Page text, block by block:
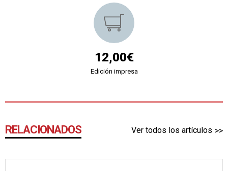
12,00€
Edición impresa
RELACIONADOS Ver todos los artículos